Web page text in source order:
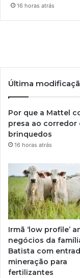
16 horas atrás
Última
Por que a Mattel
presa ao corredor
brinquedos
16 horas atrás
Irmã ‘low profile’
negócios da
Batista com
mineração para
fertilizantes